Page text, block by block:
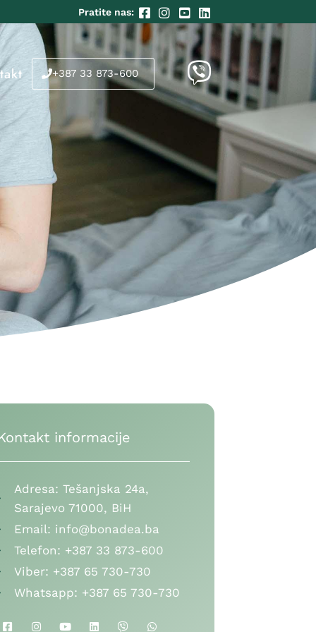
Pratite nas:
+387 33 873-600
informacije
Adresa: Tešanjska 24a,
Sarajevo 71000, BiH
Email: info@bonadea.ba
Telefon: +387 33 873-600
Viber: +387 65 730-730
Whatsapp: +387 65 730-730